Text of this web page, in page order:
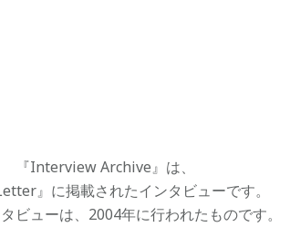
『Interview Archive』は、
』に掲載されたインタビューです。
ビューは、2004年に行われたものです。